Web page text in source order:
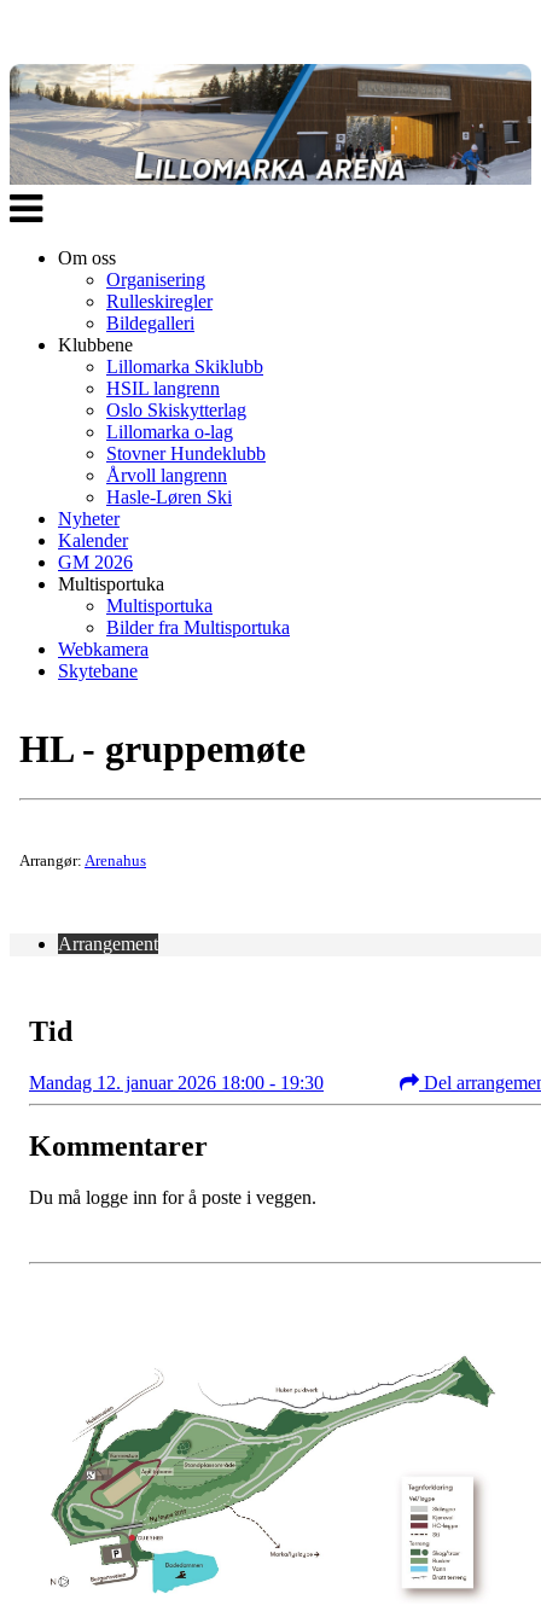
Veksle
navigasjon
Om oss
Organisering
Rulleskiregler
Bildegalleri
Klubbene
Lillomarka Skiklubb
HSIL langrenn
Oslo Skiskytterlag
Lillomarka o-lag
Stovner Hundeklubb
Årvoll langrenn
Hasle-Løren Ski
Nyheter
Kalender
GM 2026
Multisportuka
Multisportuka
Bilder fra Multisportuka
Webkamera
Skytebane
HL - gruppemøte
Arrangør: Arenahus
Arrangement
Tid
Mandag 12. januar 2026 18:00 - 19:30 Del
Kommentarer
Du må logge inn for å poste i veggen.